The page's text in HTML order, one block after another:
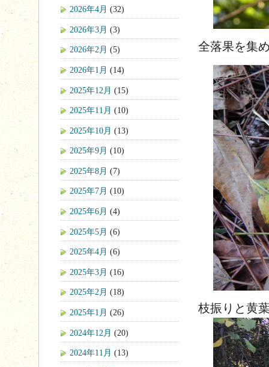
全落果を集
枝振りと黄
2026年4月 (32)
2026年3月 (3)
2026年2月 (5)
2026年1月 (14)
2025年12月 (15)
2025年11月 (10)
2025年10月 (13)
2025年9月 (10)
2025年8月 (7)
2025年7月 (10)
2025年6月 (4)
2025年5月 (6)
2025年4月 (6)
2025年3月 (16)
2025年2月 (18)
2025年1月 (26)
2024年12月 (20)
2024年11月 (13)